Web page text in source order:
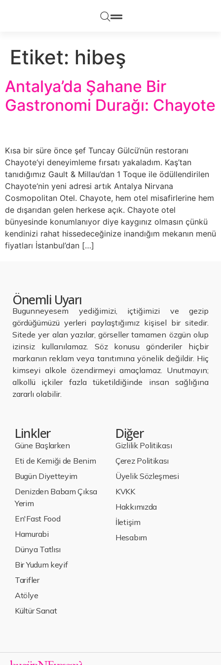
Etiket: hibeş
Antalya’da Şahane Bir
Gastronomi Durağı: Chayote
Kısa bir süre önce şef Tuncay Gülcü‘nün restoranı
Chayote‘yi deneyimleme fırsatı yakaladım. Kaş’tan
tanıdığımız Gault & Millau’dan 1 Toque ile ödüllendirilen
Chayote‘nin yeni adresi artık Antalya Nirvana
Cosmopolitan Otel. Chayote, hem otel misafirlerine hem
de dışarıdan gelen herkese açık. Chayote otel
bünyesinde konumlanıyor diye kaygınız olmasın çünkü
kendinizi rahat hissedeceğinize inandığım mekanın menü
fiyatları İstanbul’dan […]
Önemli Uyarı
Bugunneyesem yediğimizi, içtiğimizi ve gezip
gördüğümüzü yerleri paylaştığımız kişisel bir sitedir.
Sitede yer alan yazılar, görseller tamamen özgün olup
izinsiz kullanılamaz. Söz konusu gönderiler hiçbir
markanın reklam veya tanıtımına yönelik değildir. Hiç
kimseyi alkole özendirmeyi amaçlamaz. Unutmayın;
alkollü içkiler fazla tüketildiğinde insan sağlığına
zararlı olabilir.
Linkler
Güne Başlarken
Eti de Kemiği de Benim
Bugün Diyetteyim
Denizden Babam Çıksa
Yerim
En'Fast Food
Hamurabi
Dünya Tatlısı
Bir Yudum keyif
Tarifler
Atölye
Kültür Sanat
Diğer
Gizlilik Politikası
Çerez Politikası
Üyelik Sözleşmesi
KVKK
Hakkımızda
İletişim
Hesabım